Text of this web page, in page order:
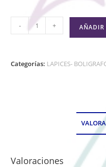
- + AÑADIR
Categorías: LAPICES-
Valoraciones